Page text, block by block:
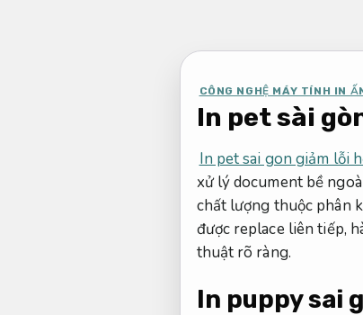
CÔNG NGHỆ MÁY TÍNH IN
In pet sài
In pet sai gon giảm lỗi
xử lý document bề
chất lượng thuộc phân
được replace liên tiếp,
thuật rõ ràng.
In puppy sai